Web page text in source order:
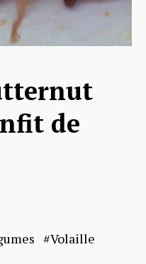
de
Volaille